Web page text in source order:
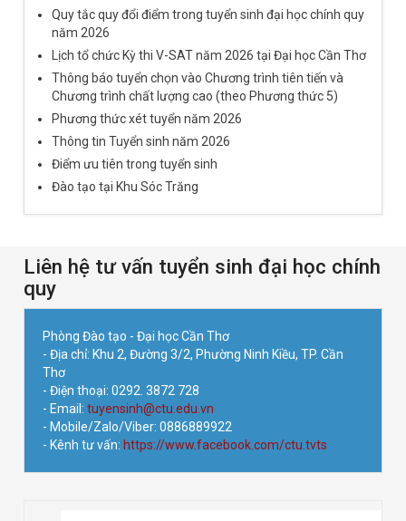
Quy tắc quy đổi điểm trong tuyển sinh đại học chính quy
năm 2026
Lịch tổ chức Kỳ thi V-SAT năm 2026 tại Đại học Cần Thơ
Thông báo tuyển chọn vào Chương trình tiên tiến và
Chương trình chất lượng cao (theo Phương thức 5)
Phương thức xét tuyển năm 2026
Thông tin Tuyển sinh năm 2026
Điểm ưu tiên trong tuyển sinh
Đào tạo tại Khu Sóc Trăng
Liên hệ tư vấn tuyển sinh đại học chính
quy
Phòng Đào tạo - Đại học Cần Thơ
- Địa chỉ: Khu 2, Đường 3/2, Phường Ninh Kiều, TP. Cần
Thơ
- Điện thoại: 0292. 3872 728
- Email:tuyensinh@ctu.edu.vn
- Mobile/Zalo/Viber: 0886889922
- Kênh tư vấn: https://www.facebook.com/ctu.tvts